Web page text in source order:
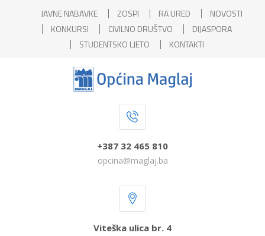
JAVNE NABAVKE ZOSPI RA URED
NOVOSTI
KONKURSI
CIVILNO DRUŠTVO
DIJASPORA
STUDENTSKO LJETO
KONTAKTI
+387 32 465 810
opcina@maglaj.ba
Viteška ulica br. 4